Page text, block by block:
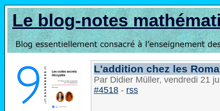
Le blog-notes
L'addition chez les
Par Didier Müller, vendredi 21
#4518 - rss